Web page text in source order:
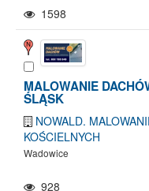
1598
MALOWANIE
ŚLĄSK
NOWALD.
KOŚCIELNYCH
Wadowice
928